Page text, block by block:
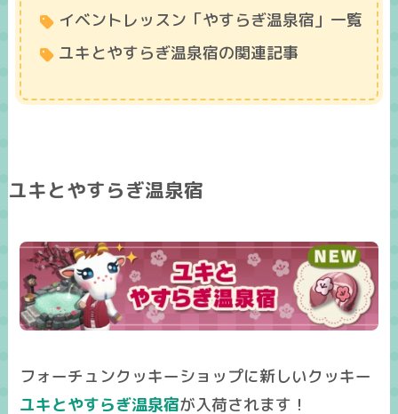
イベントレッスン「やすらぎ温泉宿」一覧
ユキとやすらぎ温泉宿の関連記事
ユキとやすらぎ温泉宿
フォーチュンクッキーショップに新しいクッキー
ユキとやすらぎ温泉宿が入荷されます！